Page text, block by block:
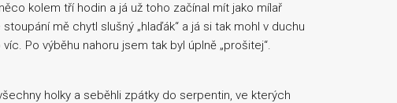
kolem tří hodin a já už toho začínal mít jako mílař
mě chytl slušný „hlaďák“ a já si tak mohl v duchu
Po výběhu nahoru jsem tak byl úplně „prošitej“.
holky a seběhli zpátky do serpentin, ve kterých